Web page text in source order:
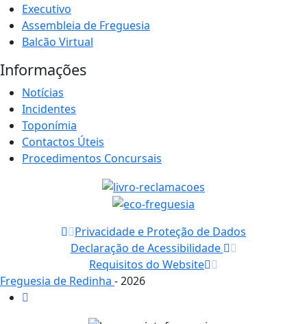
Executivo
Assembleia de Freguesia
Balcão Virtual
Informações
Notícias
Incidentes
Toponímia
Contactos Úteis
Procedimentos Concursais
Privacidade e Proteção de Dados
Declaração de Acessibilidade
Requisitos do Website
Freguesia de Redinha - 2026